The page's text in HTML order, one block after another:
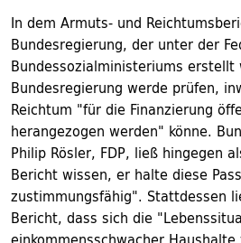
In dem Armuts- und
Bundesregierung, der unter der
Bundessozialministeriums
Bundesregierung werde prüfen,
Reichtum "für die Finanzierung
herangezogen werden" könne.
Philip Rösler, FDP, ließ hingegen
Bericht wissen, er halte diese
zustimmungsfähig". Stattdessen
Bericht, dass sich die